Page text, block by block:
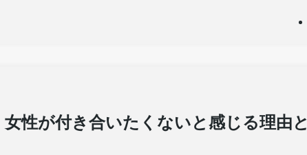
性が付き合いたくないと感じる理由と